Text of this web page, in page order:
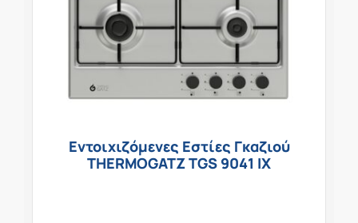
Εντοιχιζόμενες Εστίες Γκαζιού
THERMOGATZ TGS 9041 IX